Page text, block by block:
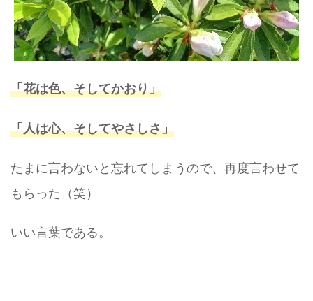
「花は色、そしてかおり」
「人は心、そしてやさしさ」
たまに言わないと忘れてしまうので、再度言わせて
もらった（笑）
いい言葉である。